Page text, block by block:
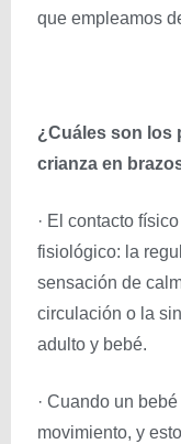
que empleamos
¿Cuáles son los
crianza en
· El contacto
fisiológico: la
sensación de
circulación o la
adulto y bebé.
· Cuando un
movimiento, y